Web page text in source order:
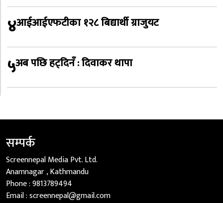
४आईआईएफटीका १२८ बिद्यार्थी ग्राजुयट
५अब पछि हट्दिनँ : दिवाकर थापा
सम्पर्क
Screennepal Media Pvt. Ltd.
Anamnagar , Kathmandu
Phone :9813789494
Email :screennepal@gmail.com